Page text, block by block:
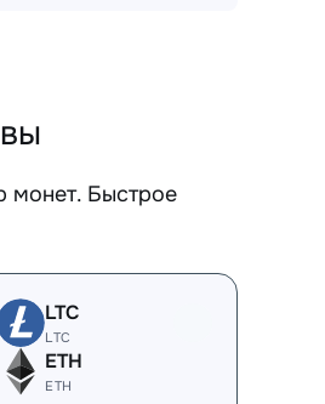
монет. Быстрое
LTC
LTC
ETH
ETH